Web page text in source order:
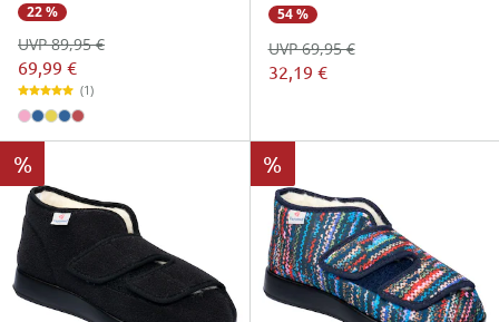
22 %
69,99 €
UVP 89,95 €
(1)
54 %
32,19 €
UVP 69,95 €
% %